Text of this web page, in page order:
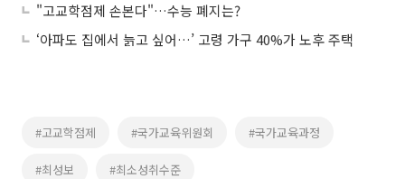
"고교학점제 손본다"…수능 폐지는?
‘아파도 집에서 늙고 싶어…’ 고령 가구 40%가 노후 주택
#고교학점제 #국가교육위원회 #국가교육과정
#최성보 #최소성취수준